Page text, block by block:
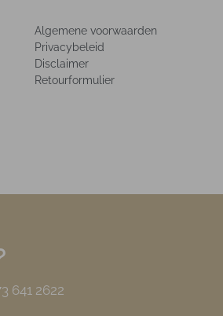
Algemene voorwaarden
Privacybeleid
Disclaimer
Retourformulier
641 2622